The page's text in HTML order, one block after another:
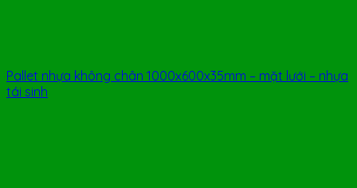
Pallet nhựa không chân 1000x600x35mm – mặt lưới – nhựa
tái sinh